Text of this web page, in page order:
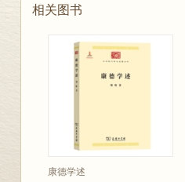
相关图书
康德学述